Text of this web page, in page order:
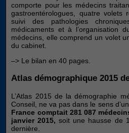
comporte pour les médecins
gastroentérologues, quatre volets
suivi des pathologies
médicaments et à l’organisation
médecins, elle comprend un volet
du cabinet.
–> Le bilan en 40 pages.
Atlas démographique 2015
L’Atlas 2015 de la démographie
Conseil, ne va pas dans le sens
France comptait 281 087
janvier 2015,soit une hausse de
dernière.